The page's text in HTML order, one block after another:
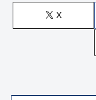
X